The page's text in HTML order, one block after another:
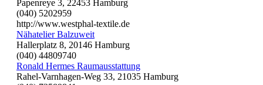
Papenreye 3, 22453 Hamburg
(040) 5202959
http://www.westphal-textile.de
Nähatelier Balzuweit
Hallerplatz 8, 20146 Hamburg
(040) 44809740
Ronald Hermes Raumausstattung
Rahel-Varnhagen-Weg 33, 21035 Hamburg